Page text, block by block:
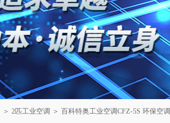
＞ 2匹工业空调 ＞ 百科特奥工业空调CFZ-5S 环保空调